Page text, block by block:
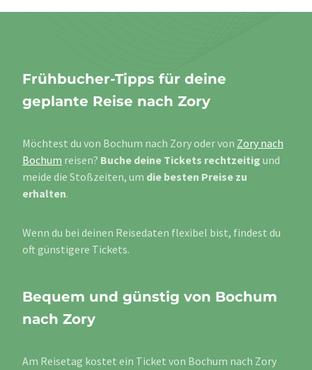
Frühbucher-Tipps für deine
geplante Reise nach Zory
Möchtest du von Bochum nach Zory oder von Zory nach
Bochum reisen? Buche deine Tickets rechtzeitig und
meide die Stoßzeiten, um die besten Preise zu
erhalten.
Wenn du bei deinen Reisedaten flexibel bist, findest du
oft günstigere Tickets.
Bequem und günstig von Bochum
nach Zory
Am Reisetag kostet ein Ticket von Bochum nach Zory